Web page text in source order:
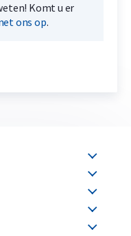
Komt u er
ons op.